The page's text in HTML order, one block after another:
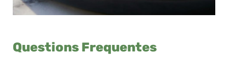
Questions Frequentes